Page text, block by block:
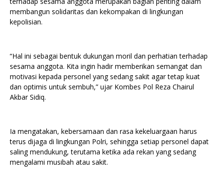
membangun solidaritas dan kekompakan di lingkungan
kepolisian.
“Hal ini sebagai bentuk dukungan moril dan perhatian terhadap
sesama anggota. Kita ingin hadir memberikan semangat dan
motivasi kepada personel yang sedang sakit agar tetap kuat
dan optimis untuk sembuh,” ujar Kombes Pol Reza Chairul
Akbar Sidiq.
Ia mengatakan, kebersamaan dan rasa kekeluargaan harus
terus dijaga di lingkungan Polri, sehingga setiap personel dapat
saling mendukung, terutama ketika ada rekan yang sedang
mengalami musibah atau sakit.